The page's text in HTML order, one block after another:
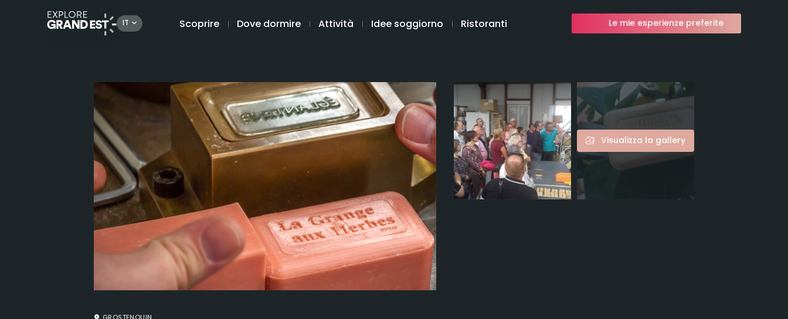
IT Scoprire Dove dormire Attività Idee soggiorno Ristoranti Le mie esperienze preferite
Visualizza la gallery